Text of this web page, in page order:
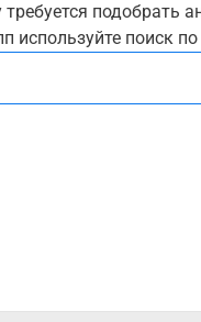
подобрать
используйте поиск